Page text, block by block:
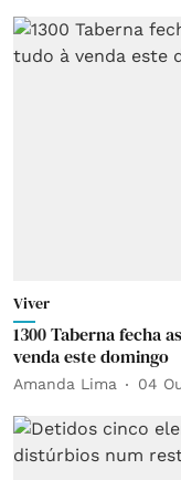
Viver
1300 Taberna fecha
venda este domingo
Amanda Lima 04